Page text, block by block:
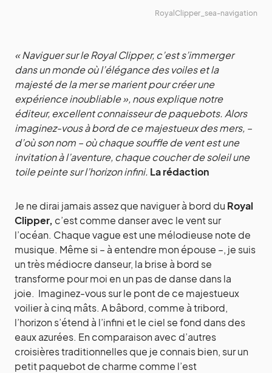
RoyalClipper_sea-navigation
« Naviguer sur le Royal Clipper, c’est s’immerger
dans un monde où l’élégance des voiles et la
majesté de la mer se marient pour créer une
expérience inoubliable », nous explique notre
éditeur, excellent connaisseur de paquebots. Alors
imaginez-vous à bord de ce majestueux des mers, –
d’où son nom – où chaque souffle de vent est une
invitation à l’aventure, chaque coucher de soleil une
toile peinte sur l’horizon infini. La rédaction
Je ne dirai jamais assez que naviguer à bord du Royal
Clipper, c’est comme danser avec le vent sur
l’océan. Chaque vague est une mélodieuse note de
musique. Même si – à entendre mon épouse –, je suis
un très médiocre danseur, la brise à bord se
transforme pour moi en un pas de danse dans la
joie. Imaginez-vous sur le pont de ce majestueux
voilier à cinq mâts. A bâbord, comme à tribord,
l’horizon s’étend à l’infini et le ciel se fond dans des
eaux azurées. En comparaison avec d’autres
croisières traditionnelles que je connais bien, sur un
petit paquebot de charme comme l’est